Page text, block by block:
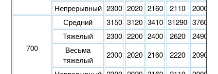
Непрерывный 2300 2020 2160 2110 2000
700
Средний 3150 3120 3410 31290 3760
Тяжелый
2300 2200 2400 2620 2490
Весьма
тяжелый
2300 2020 2160 2220 2090